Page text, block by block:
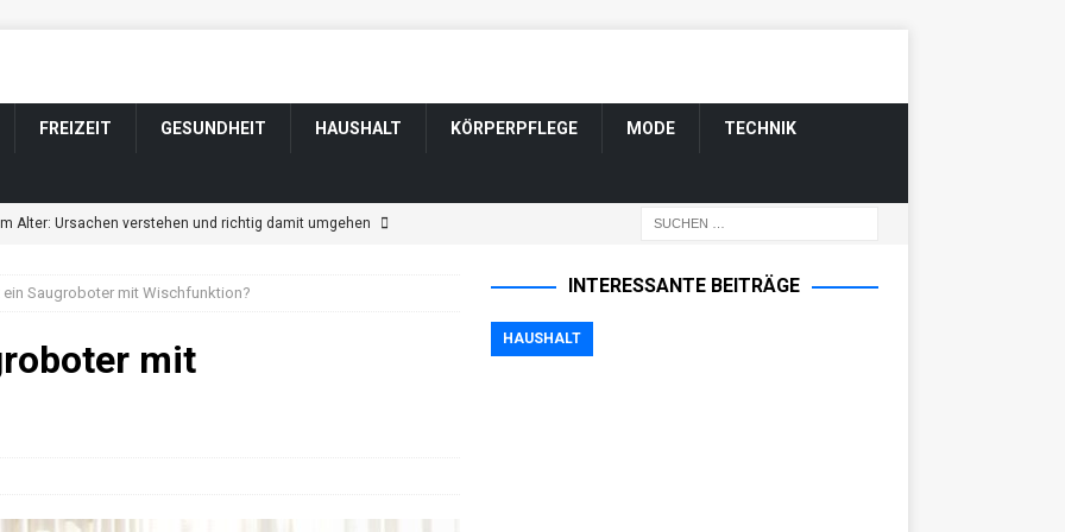
FREIZEIT GESUNDHEIT HAUSHALT KÖRPERPFLEGE MODE TECHNIK
Alter: Ursachen verstehen und richtig damit umgehen
im Alter: Welche harmlos sind und wann Sie zum Arzt sollten
bei Parkinson: Wenn sich Wesen und Gefühle
Saugroboter mit Wischfunktion?
mit
INTERESSANTE BEITRÄGE
HAUSHALT